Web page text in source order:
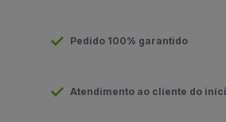
Pedido 100% garantido
Atendimento ao cliente do